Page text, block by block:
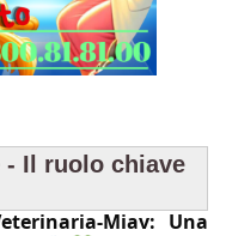
- Il ruolo chiave
Miav: Una